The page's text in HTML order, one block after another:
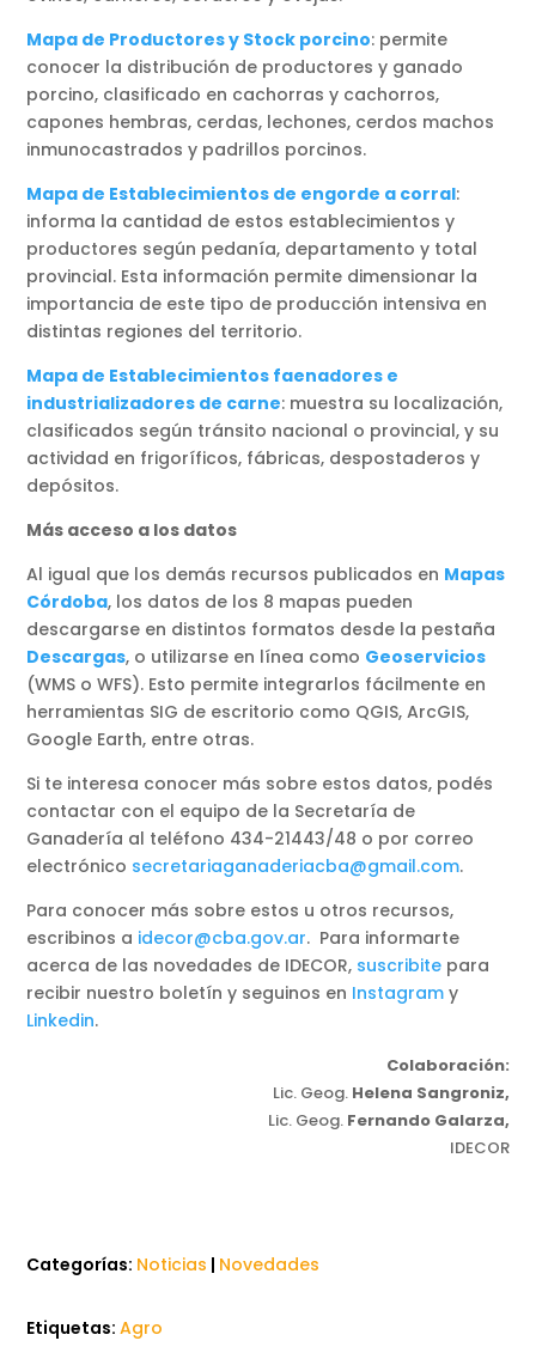
Mapa de Productores y Stock porcino: permite
conocer la distribución de productores y ganado
porcino, clasificado en cachorras y cachorros,
capones hembras, cerdas, lechones, cerdos machos
inmunocastrados y padrillos porcinos.
Mapa de Establecimientos de engorde a corral:
informa la cantidad de estos establecimientos y
productores según pedanía, departamento y total
provincial. Esta información permite dimensionar la
importancia de este tipo de producción intensiva en
distintas regiones del territorio.
Mapa de Establecimientos faenadores e
industrializadores de carne: muestra su localización,
clasificados según tránsito nacional o provincial, y su
actividad en frigoríficos, fábricas, despostaderos y
depósitos.
Más acceso a los datos
Al igual que los demás recursos publicados en Mapas
Córdoba, los datos de los 8 mapas pueden
descargarse en distintos formatos desde la pestaña
Descargas, o utilizarse en línea como Geoservicios
(WMS o WFS). Esto permite integrarlos fácilmente en
herramientas SIG de escritorio como QGIS, ArcGIS,
Google Earth, entre otras.
Si te interesa conocer más sobre estos datos, podés
contactar con el equipo de la Secretaría de
Ganadería al teléfono 434-21443/48 o por correo
electrónico secretariaganaderiacba@gmail.com.
Para conocer más sobre estos u otros recursos,
escribinos a idecor@cba.gov.ar. Para informarte
acerca de las novedades de IDECOR, suscribite para
recibir nuestro boletín y seguinos en Instagram y
Linkedin.
Colaboración:
Lic. Geog.Helena Sangroniz,
Lic. Geog. Fernando Galarza,
IDECOR
Categorías: Noticias | Novedades
Etiquetas:Agro